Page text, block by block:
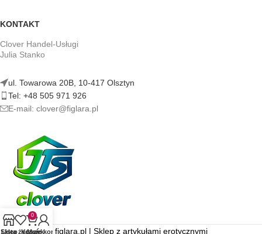
KONTAKT
Clover Handel-Usługi
Julia Stanko
ul. Towarowa 20B, 10-417 Olsztyn
Tel: +48 505 971 926
E-mail: clover@figlara.pl
figlara.pl | Sklep z artykułami erotycznymi
Sklep
Lista życzeń
0
Koszyk
Moje konto